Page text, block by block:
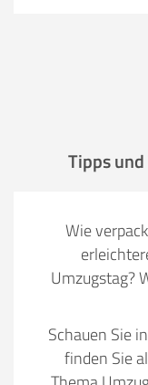
Tipps
Wie
Umzugstag?
Schauen Sie
finden Sie